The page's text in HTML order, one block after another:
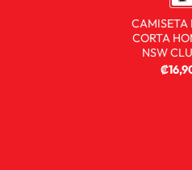
CAMISETA
CORTA
NSW
₡